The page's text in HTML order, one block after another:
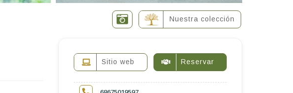
Nuestra colección
Sitio web Reservar